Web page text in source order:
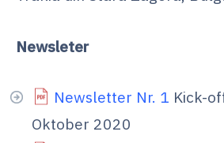
Newsleter
Newsletter Nr. 1 Kick-
Oktober 2020